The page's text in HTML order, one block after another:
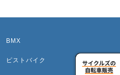
BMX
ピストバイク